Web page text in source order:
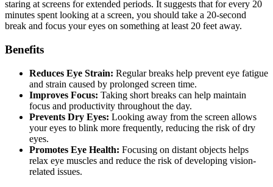
staring at screens for extended periods. It suggests that for every 20
minutes spent looking at a screen, you should take a 20-second
break and focus your eyes on something at least 20 feet away.
Benefits
Reduces Eye Strain: Regular breaks help prevent eye fatigue
and strain caused by prolonged screen time.
Improves Focus: Taking short breaks can help maintain
focus and productivity throughout the day.
Prevents Dry Eyes: Looking away from the screen allows
your eyes to blink more frequently, reducing the risk of dry
eyes.
Promotes Eye Health: Focusing on distant objects helps
relax eye muscles and reduce the risk of developing vision-
related issues.